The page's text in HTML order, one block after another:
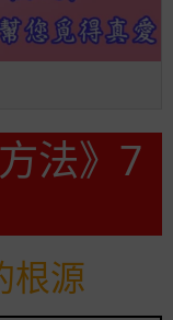
法》7
根源